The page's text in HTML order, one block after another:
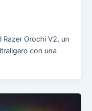
Razer Orochi V2, un
con una